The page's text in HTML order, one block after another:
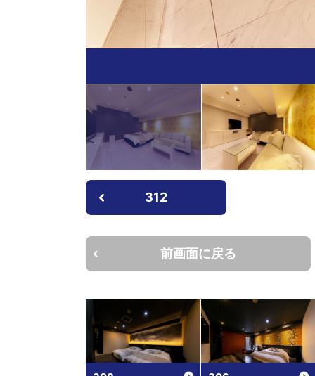
312
前画面に戻る